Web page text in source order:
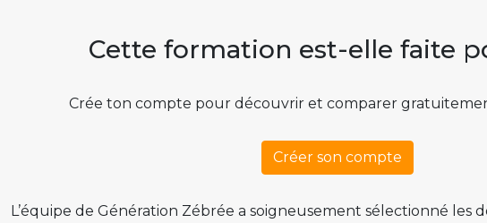
Cette formation est-elle faite
Crée ton compte pour découvrir et comparer
Créer son compte
L’équipe de Génération Zébrée a soigneusement sélectionné les